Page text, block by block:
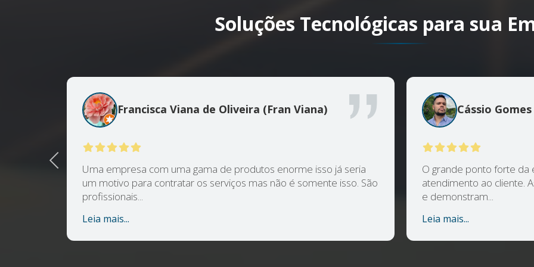
Soluções Tecnológicas para sua
Previous
Francisca Viana de Oliveira (Fran Viana)
Uma empresa com uma gama de produtos enorme isso já seria
um motivo para contratar os serviços mas não é somente isso. São
profissionais...
Leia mais...
Cássio Gomes
O grande ponto forte da
atendimento ao cliente.
e demonstram...
Leia mais...